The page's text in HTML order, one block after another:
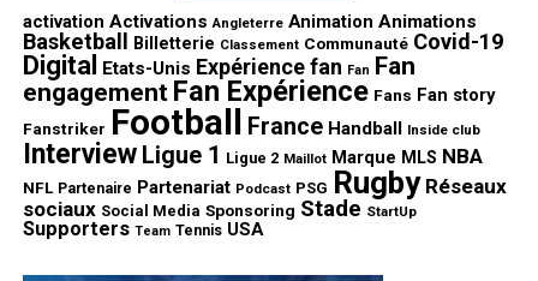
activation Activations Angleterre Animation Animations
Basketball Billetterie Classement Communauté Covid-19
Digital Etats-Unis Expérience fan Fan
Fan
engagement Fan Expérience Fans Fan story
Fanstriker Football France Handball Inside club
Interview Ligue 1 Ligue 2 Maillot Marque MLS NBA
NFL Partenaire Partenariat Podcast PSG Rugby Réseaux
sociaux Social Media Sponsoring Stade StartUp
Supporters Team Tennis USA